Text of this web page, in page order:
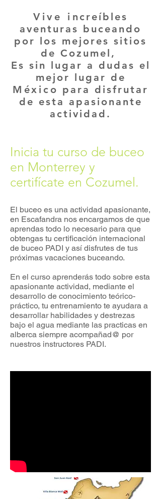
Vive i ncreíbles
aventuras buceando
por los mejores sitios
de Cozumel,
Es sin lugar a dudas el
mejor lugar de
México para disfrutar
de esta apasionante
actividad.
Inicia tu curso de buceo
en Monterrey y
certifícate en Cozumel.
El buceo es una actividad apasionante,
en Escafandra nos encargamos de que
aprendas todo lo necesario para que
obtengas tu certificación internacional
de buceo PADI y así disfrutes de tus
próximas vacaciones buceando.
En el curso aprenderás todo sobre esta
apasionante actividad, mediante el
desarrollo de conocimiento teórico-
práctico, tu entrenamiento te ayudara a
desarrollar habilidades y destrezas
bajo el agua mediante las practicas en
alberca siempre acompañad@ por
nuestros instructores PADI.